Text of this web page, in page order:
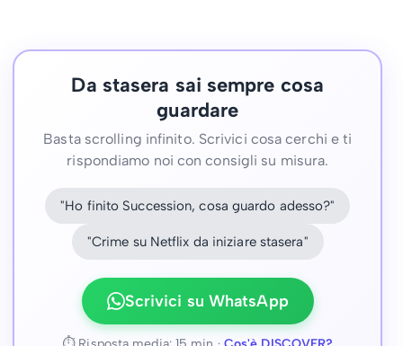
Da stasera sai sempre cosa
guardare
Basta scrolling infinito. Scrivici cosa cerchi e ti
rispondiamo noi con consigli su misura.
"Ho finito Succession, cosa guardo adesso?"
"Crime su Netflix da iniziare stasera"
Scrivici su WhatsApp